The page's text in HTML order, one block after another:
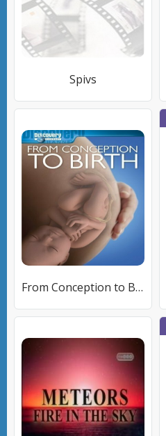
Spivs
From Conception to Birth